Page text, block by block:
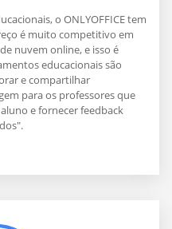
o ONLYOFFICE tem
é muito competitivo em
nuvem online, e isso é
educacionais são
e compartilhar
para os professores que
e fornecer feedback